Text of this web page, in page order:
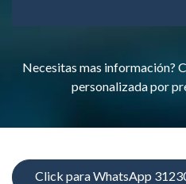
Necesitas mas información?
personalizada por
Click para WhatsApp